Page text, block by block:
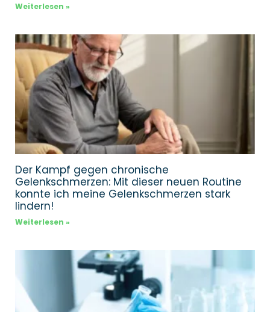
Weiterlesen »
Der Kampf gegen chronische
Gelenkschmerzen: Mit dieser neuen Routine
konnte ich meine Gelenkschmerzen stark
lindern!
Weiterlesen »